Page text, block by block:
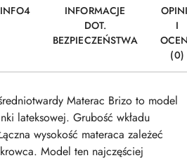
INFO4
INFORMACJE
DOT.
BEZPIECZEŃSTWA
I
(0)
Materac Brizo to model
lateksowej. Grubość wkładu
wysokość materaca zależeć
Model ten najczęściej